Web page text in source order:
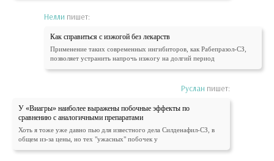
Нелли пишет:
Как справиться с изжогой без лекарств
Применение таких современных ингибиторов, как Рабепразол-СЗ,
позволяет устранить напрочь изжогу на долгий период
Руслан пишет:
У «Виагры» наиболее выражены побочные эффекты по
сравнению с аналогичными препаратами
Хоть я тоже уже давно пью для известного дела Силденафил-СЗ, в
общем из-за цены, но тех "ужасных" побочек у